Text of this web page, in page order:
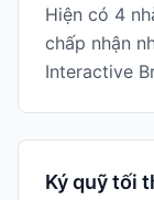
Hiện có 4
chấp nhận
Interactive
Ký quỹ tối